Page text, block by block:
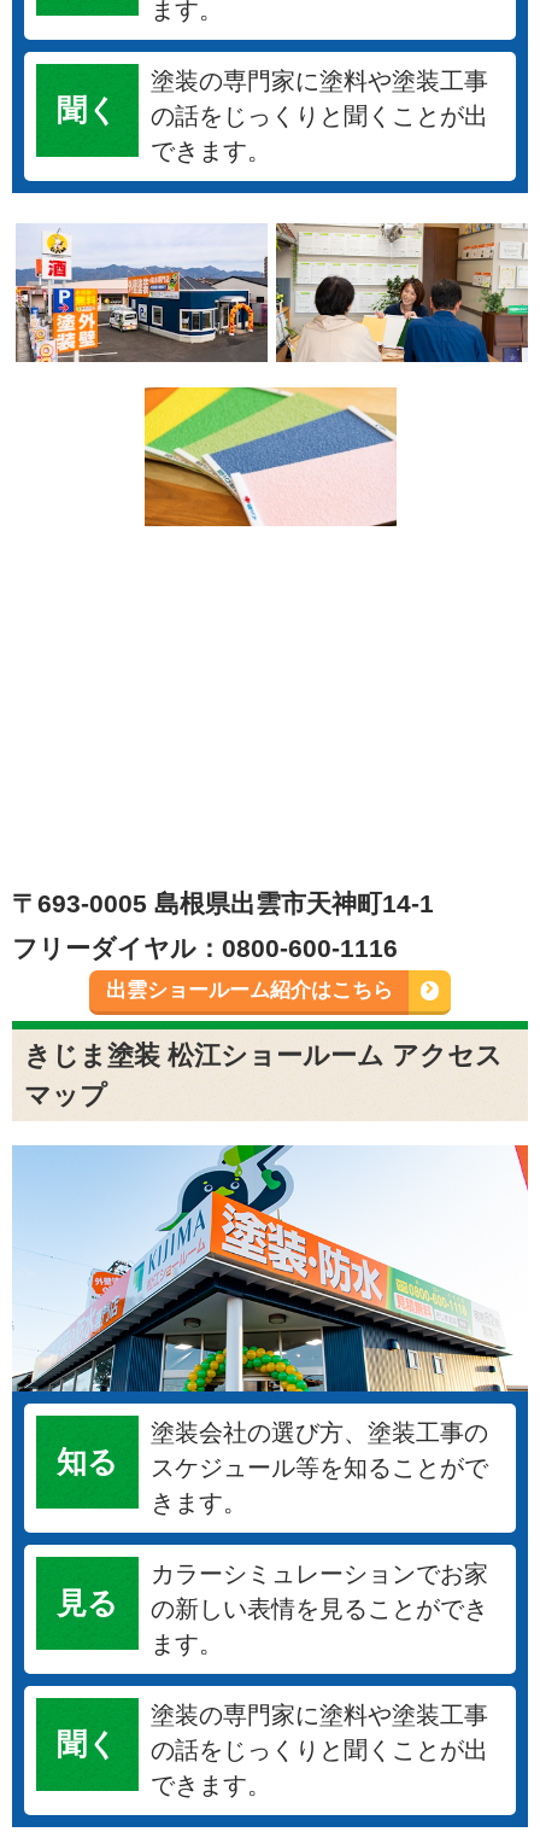
ます。
聞く
塗装の専門家に塗料や塗装工事
の話をじっくりと聞くことが出
できます。
〒693-0005 島根県出雲市天神町14-1
フリーダイヤル：0800-600-1116
出雲ショールーム紹介はこちら
きじま塗装 松江ショールーム アクセス
マップ
知る
塗装会社の選び方、塗装工事の
スケジュール等を知ることがで
きます。
見る
カラーシミュレーションでお家
の新しい表情を見ることができ
ます。
聞く
塗装の専門家に塗料や塗装工事
の話をじっくりと聞くことが出
できます。